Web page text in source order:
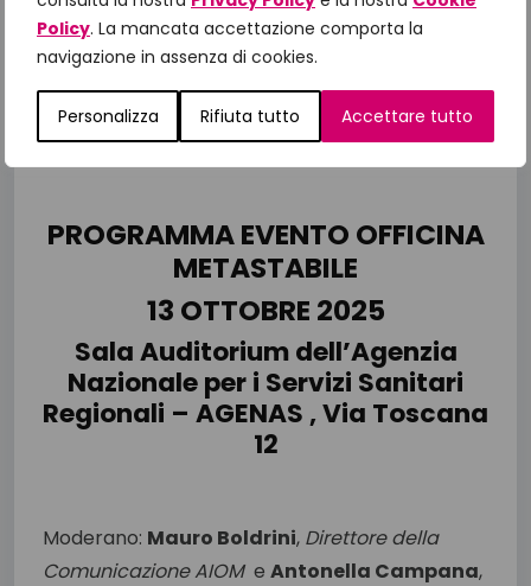
Policy. La mancata accettazione comporta la
navigazione in assenza di cookies.
Personalizza Rifiuta tutto Accettare tutto
Nicola Silvestris,Membro del CdA di
Fondazione IncontraDonna,
Segretario
Medica- IRCCS Istituto Tumori Giovanni
Paolo II – Bari
PROGRAMMA EVENTO OFFICINA
METASTABILE
13 OTTOBRE 2025
Sala Auditorium dell’Agenzia
Nazionale per i Servizi Sanitari
Regionali – AGENAS , Via Toscana
12
Moderano: Mauro Boldrini, Direttore della
Comunicazione AIOMe Antonella Campana,